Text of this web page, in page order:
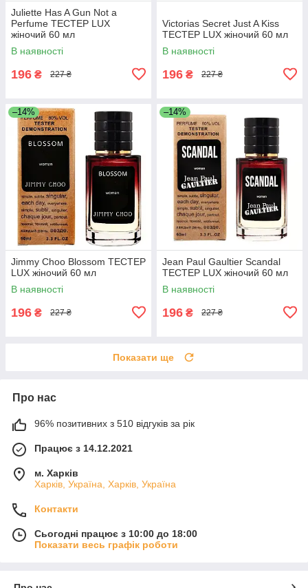
Juliette Has A Gun Not a
Perfume ТЕСТЕР LUX
жіночий 60 мл
В наявності
196 ₴ 227 ₴
Victorias Secret Just A Kiss
ТЕСТЕР LUX жіночий 60 мл
В наявності
196 ₴ 227 ₴
–14%
Jimmy Choo Blossom ТЕСТЕР
LUX жіночий 60 мл
В наявності
196 ₴ 227 ₴
–14%
Jean Paul Gaultier Scandal
ТЕСТЕР LUX жіночий 60 мл
В наявності
196 ₴ 227 ₴
Показати ще
Про нас
96% позитивних з 510 відгуків за рік
Працює з 14.12.2021
м. Харків
Харків, Україна, Харків, Україна
Контакти
Сьогодні працює з 10:00 до 18:00
Показати весь графік роботи